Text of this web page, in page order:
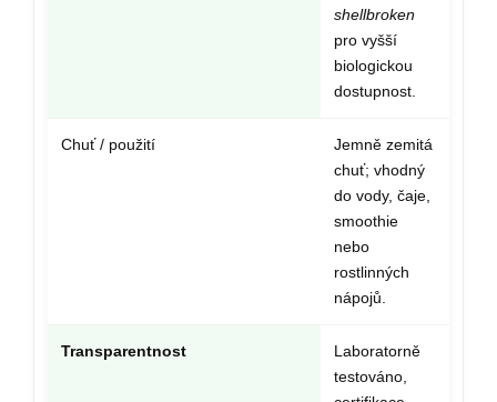
shellbroken
pro vyšší
biologickou
dostupnost.
Chuť / použití
Jemně zemitá
chuť; vhodný
do vody, čaje,
smoothie
nebo
rostlinných
nápojů.
Transparentnost
Laboratorně
testováno,